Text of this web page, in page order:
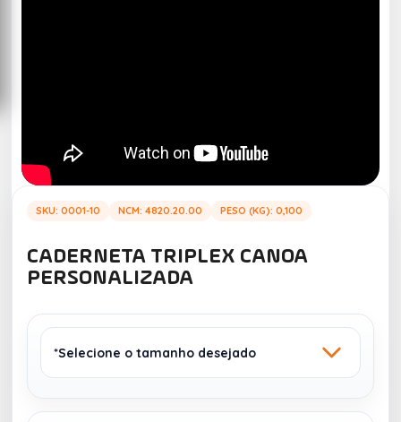
SKU: 0001-10 NCM: 4820.20.00 PESO (KG): 0,100
CADERNETA TRIPLEX CANOA
PERSONALIZADA
*Selecione o tamanho desejado